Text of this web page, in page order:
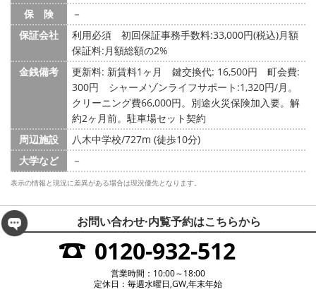
保 険
－
保証会社
利用必須 初回保証事務手数料:33,000円(税込)月額
保証料:月額総額の2%
金銭備考
更新料: 新賃料1ヶ月 鍵交換代: 16,500円
町会費:
300円
シャーメゾンライフサポート:1,320円/月。
クリーニング費66,000円。別途火災保険加入要。解
約2ヶ月前。駐車場セット契約
周辺施設
八木中学校/727m (徒歩10分)
大学など
－
表示の情報と現況に差異がある場合は現況優先となります。
お問い合わせ·内覧予約はこちらから
0120-932-512
営業時間：10:00～18:00
定休日：毎週水曜日,GW,年末年始